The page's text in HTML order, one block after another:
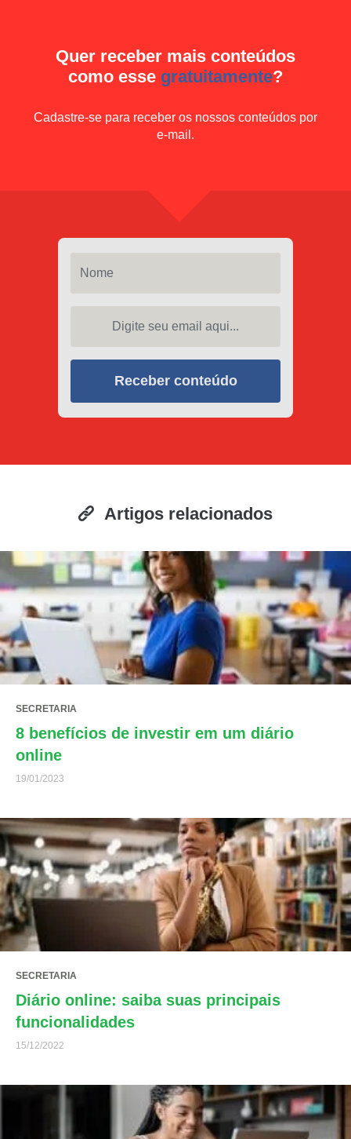
Quer receber mais conteúdos
como esse gratuitamente?
Cadastre-se para receber os nossos conteúdos por
e-mail.
Receber conteúdo
Artigos relacionados
SECRETARIA
8 benefícios de investir em um diário
online
19/01/2023
SECRETARIA
Diário online: saiba suas principais
funcionalidades
15/12/2022